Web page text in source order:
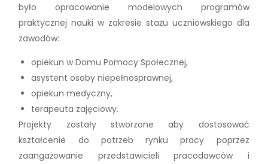
było opracowanie modelowych programów
praktycznej nauki w zakresie stażu uczniowskiego dla
zawodów:
opiekun w Domu Pomocy Społecznej,
asystent osoby niepełnosprawnej,
opiekun medyczny,
terapeuta zajęciowy.
Projekty zostały stworzone aby dostosować
kształcenie do potrzeb rynku pracy poprzez
zaangażowanie przedstawicieli pracodawców i